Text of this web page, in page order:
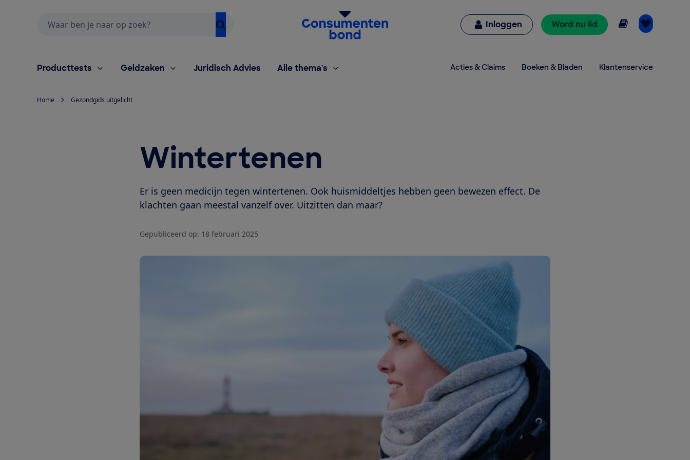
Homepage van de Consumentenbond
Inloggen Word nu lid Online lezen
Producttests Geldzaken Juridisch Advies Alle thema's Acties & Claims Boeken & Bladen Klantenservice
Home Gezondgids uitgelicht
Wintertenen
Er is geen medicijn tegen wintertenen. Ook huismiddeltjes hebben geen bewezen effect. De
klachten gaan meestal vanzelf over. Uitzitten dan maar?
Gepubliceerd op: 18 februari 2025